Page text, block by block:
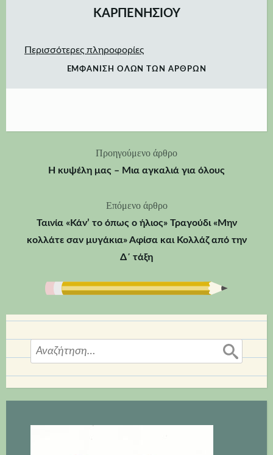
ΚΑΡΠΕΝΗΣΙΟΥ
Περισσότερες πληροφορίες
ΕΜΦΆΝΙΣΗ ΌΛΩΝ ΤΩΝ ΆΡΘΡΩΝ
Προηγούμενο άρθρο
Η κυψέλη μας – Μια αγκαλιά για όλους
Επόμενο άρθρο
Ταινία «Κάν’ το όπως ο ήλιος» Τραγούδι «Μην
κολλάτε σαν μυγάκια» Αφίσα και Κολλάζ από την
Δ΄ τάξη
Αναζήτηση
για: